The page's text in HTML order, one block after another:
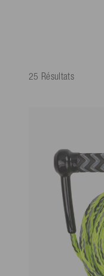
25 Résultats